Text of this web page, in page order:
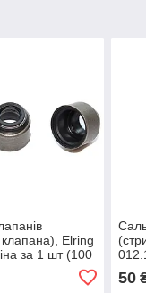
Elring
за 1 шт (100
50